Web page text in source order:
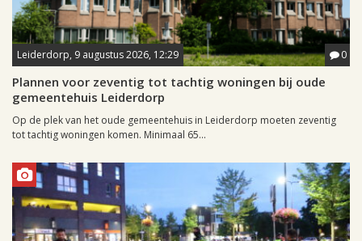
Leiderdorp, 9 augustus 2026, 12:29 0
Plannen voor zeventig tot tachtig woningen bij oude
gemeentehuis Leiderdorp
Op de plek van het oude gemeentehuis in Leiderdorp moeten zeventig
tot tachtig woningen komen. Minimaal 65...